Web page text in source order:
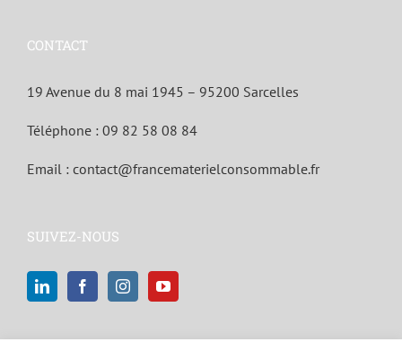
CONTACT
19 Avenue du 8 mai 1945 – 95200 Sarcelles
Téléphone : 09 82 58 08 84
Email : contact@francematerielconsommable.fr
SUIVEZ-NOUS